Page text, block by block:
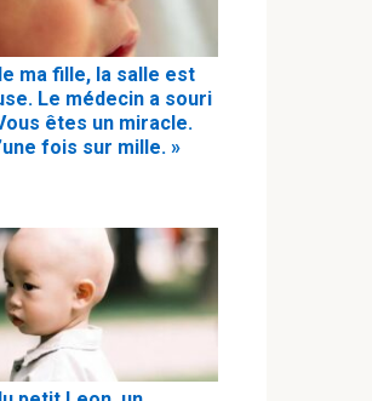
ma fille, la salle est
Le médecin a souri
êtes un miracle.
fois sur mille. »